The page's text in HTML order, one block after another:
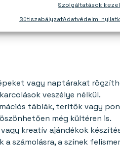
Szolgáltatások
SütiszabályzatAdatvédelmi
vagy naptárakat
veszélye nélkül.
táblák, terítők vagy
még kültéren is.
kreatív ajándékok
a számolásra, a színek